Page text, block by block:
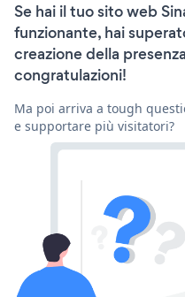
Se hai il tuo sito web
funzionante, hai
creazione della
congratulazioni!
Ma poi arriva a tough
e supportare più visitatori?